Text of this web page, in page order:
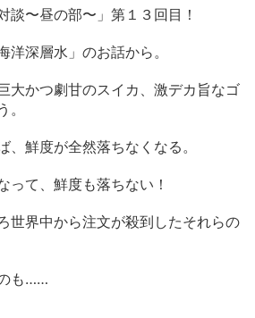
談〜昼の部〜」第１３回目！
洋深層水」のお話から。
大かつ劇甘のスイカ、激デカ旨なゴ
、鮮度が全然落ちなくなる。
って、鮮度も落ちない！
世界中から注文が殺到したそれらの
も……